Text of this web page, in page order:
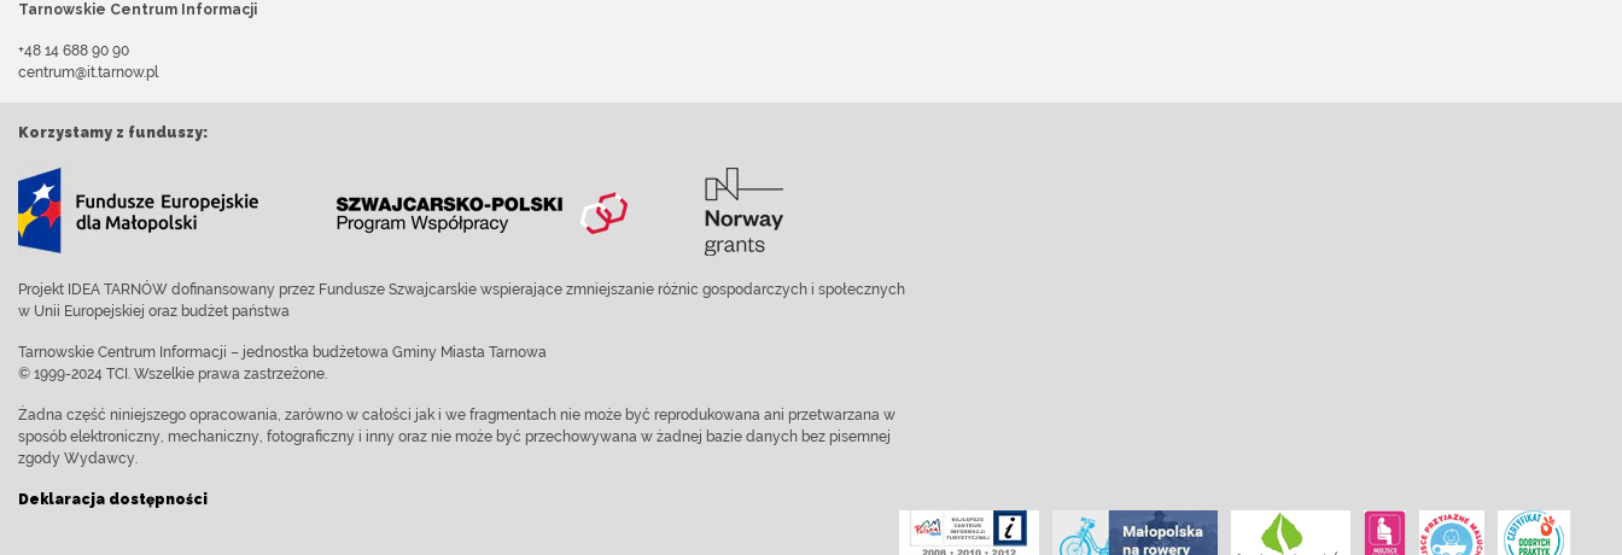
Tarnowskie Centrum Informacji
+48 14 688 90 90
centrum@it.tarnow.pl
Korzystamy z funduszy:
Projekt IDEA TARNÓW dofinansowany przez Fundusze Szwajcarskie wspierające zmniejszanie różnic gospodarczych i społecznych
w Unii Europejskiej oraz budżet państwa
Tarnowskie Centrum Informacji – jednostka budżetowa Gminy Miasta Tarnowa
© 1999-2024 TCI. Wszelkie prawa zastrzeżone.
Żadna część niniejszego opracowania, zarówno w całości jak i we fragmentach nie może być reprodukowana ani przetwarzana w
sposób elektroniczny, mechaniczny, fotograficzny i inny oraz nie może być przechowywana w żadnej bazie danych bez pisemnej
zgody Wydawcy.
Deklaracja dostępności